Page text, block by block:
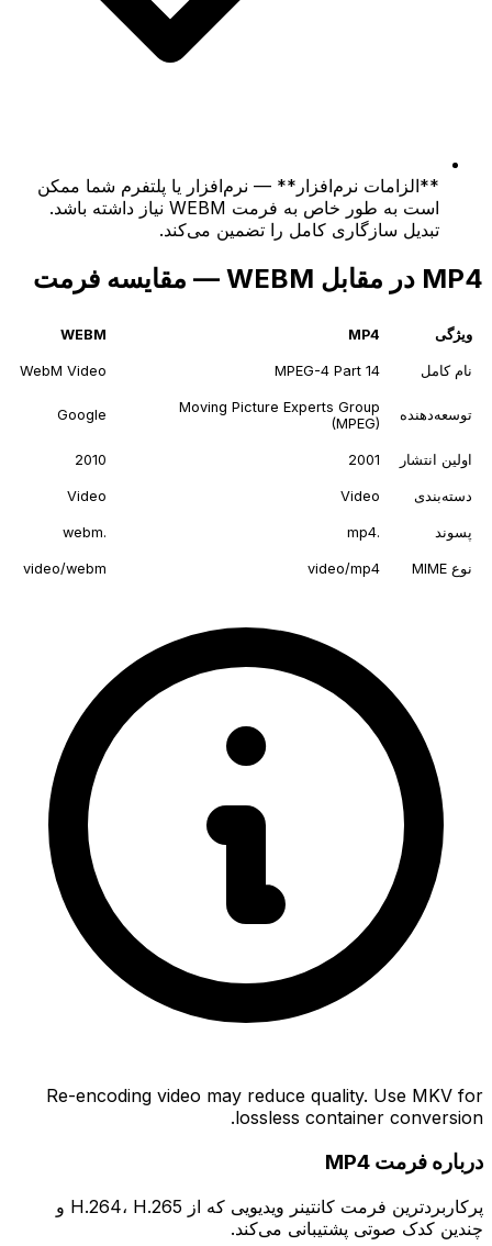
**الزامات نرم‌افزار** — نرم‌افزار یا پلتفرم شما ممکن
است به طور خاص به فرمت WEBM نیاز داشته باشد.
تبدیل سازگاری کامل را تضمین می‌کند.
MP4 در مقابل WEBM — مقایسه فرمت
ویژگی MP4
WEBM
نام کامل MPEG-4 Part 14
WebM Video
توسعه‌دهنده
Moving Picture Experts Group
(MPEG)
Google
اولین انتشار 2001
2010
دسته‌بندی Video
Video
پسوند .mp4
.webm
نوع MIME video/mp4
video/webm
Re-encoding video may reduce quality. Use MKV for
lossless container conversion.
درباره فرمت MP4
پرکاربردترین فرمت کانتینر ویدیویی که از H.264، H.265 و
چندین کدک صوتی پشتیبانی می‌کند.